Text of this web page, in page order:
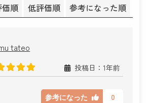
順 低評価順 参考になった順
tateo
投稿日：1年前
参考になった 0